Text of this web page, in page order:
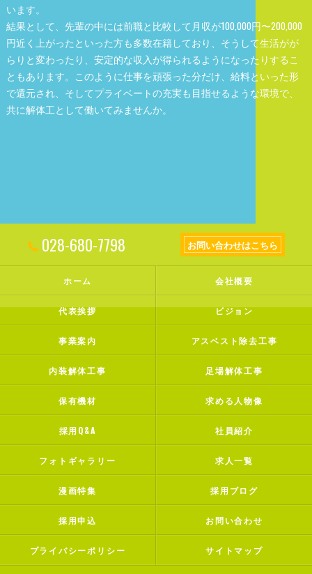
います。
結果として、先輩の中には前職と比較して月収が100,000円〜200,000
円近く上がったといった方も多数在籍しており、そうして生活がが
らりと変わったり、安定的な収入が得られるようになったりするこ
ともあります。このように仕事を頑張った分だけ、給料といった形
で還元され、そしてプライベートの充実も目指せるような環境で、
共に解体工として働いてみませんか。
028-680-7798 お問い合わせはこちら
ホーム 会社概要
代表挨拶 ビジョン
事業案内 アスベスト除去工事
内装解体工事 足場解体工事
保有機材 求める人物像
採用Q&A 社員紹介
フォトギャラリー 求人一覧
漫画特集 採用ブログ
採用申込 お問い合わせ
プライバシーポリシー サイトマップ